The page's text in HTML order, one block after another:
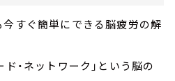
すぐ簡単にできる脳疲労の解
ド・ネットワーク」という脳の